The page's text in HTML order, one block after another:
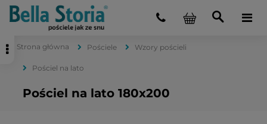
Strona główna Pościele Wzory pościeli
Pościel na lato
Pościel na lato 180x200